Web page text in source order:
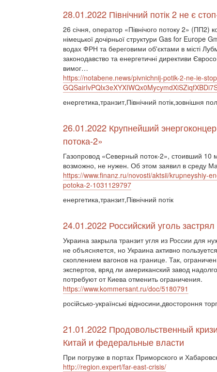
28.01.2022 Північний потік 2 не є
26 січня, оператор «Північого потоку 2»
німецької дочірньої структури Gas for Europe
водах ФРН та береговими об'єктами в місті
законодавство та енергетичні директиви
вимог…
https://notabene.news/pivnichnij-potik-2-ne-ie-
енергетика,транзит,Північний потік,зовнішня
26.01.2022 Крупнейший
потока-2»
Газопровод «Северный поток-2», стоивший
возможно, не нужен. Об этом заявил в среду
https://www.finanz.ru/novosti/aktsii/krupneyshiy-
potoka-2-1031129797
енергетика,транзит,Північний потік
24.01.2022 Российский уголь
Украина закрыла транзит угля из России для
не объясняется, но Украина активно
скоплением вагонов на границе. Так,
экспертов, вряд ли американский завод
потребуют от Киева отменить ограничения.
https://www.kommersant.ru/doc/5180791
російсько-українські відносини,двостороння
21.01.2022 Продовольственный
Китай и федеральные власти
При погрузке в портах Приморского и
http://region.expert/far-east-crisis/